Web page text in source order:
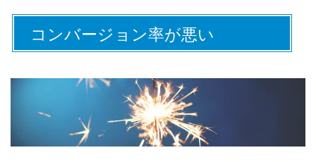
コンバージョン率が悪い